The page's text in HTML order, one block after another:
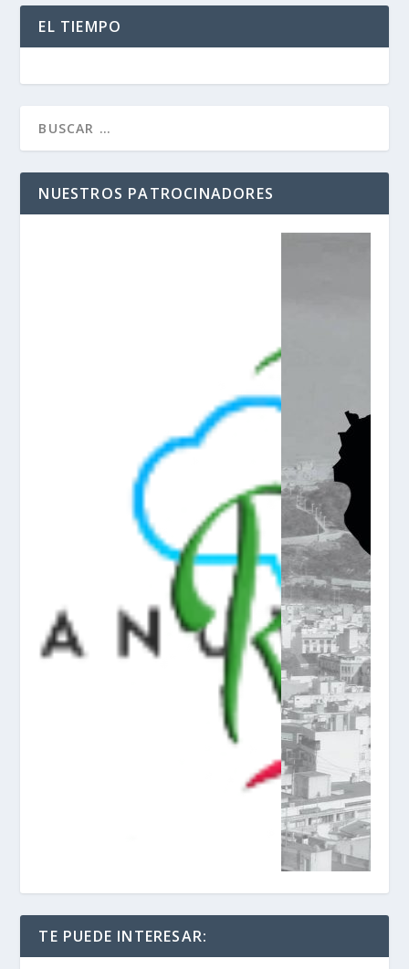
EL TIEMPO
NUESTROS PATROCINADORES
TE PUEDE INTERESAR: